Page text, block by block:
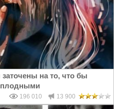
на то, что бы
196 010 13 900